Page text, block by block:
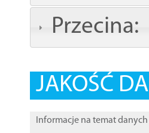
Przecina:
JAKOŚĆ
Informacje na temat